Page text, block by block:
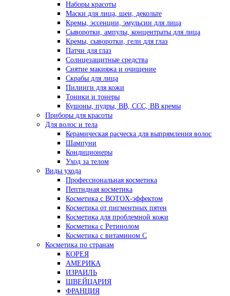
Наборы красоты
Маски для лица, шеи, декольте
Кремы, эссенции, эмульсии для лица
Сыворотки, ампулы, концентраты для лица
Кремы, сыворотки, гели для глаз
Патчи для глаз
Солнцезащитные средства
Снятие макияжа и очищение
Скрабы для лица
Пилинги для кожи
Тоники и тонеры
Кушоны, пудры, ВВ, ССС, ВВ кремы
Приборы для красоты
Для волос и тела
Керамическая расческа для выпрямления волос
Шампуни
Кондиционеры
Уход за телом
Виды ухода
Профессиональная косметика
Пептидная косметика
Косметика с BOTOX-эффектом
Косметика от пигментных пятен
Косметика для проблемной кожи
Косметика с Ретинолом
Косметика с витамином С
Косметика по странам
КОРЕЯ
АМЕРИКА
ИЗРАИЛЬ
ШВЕЙЦАРИЯ
ФРАНЦИЯ